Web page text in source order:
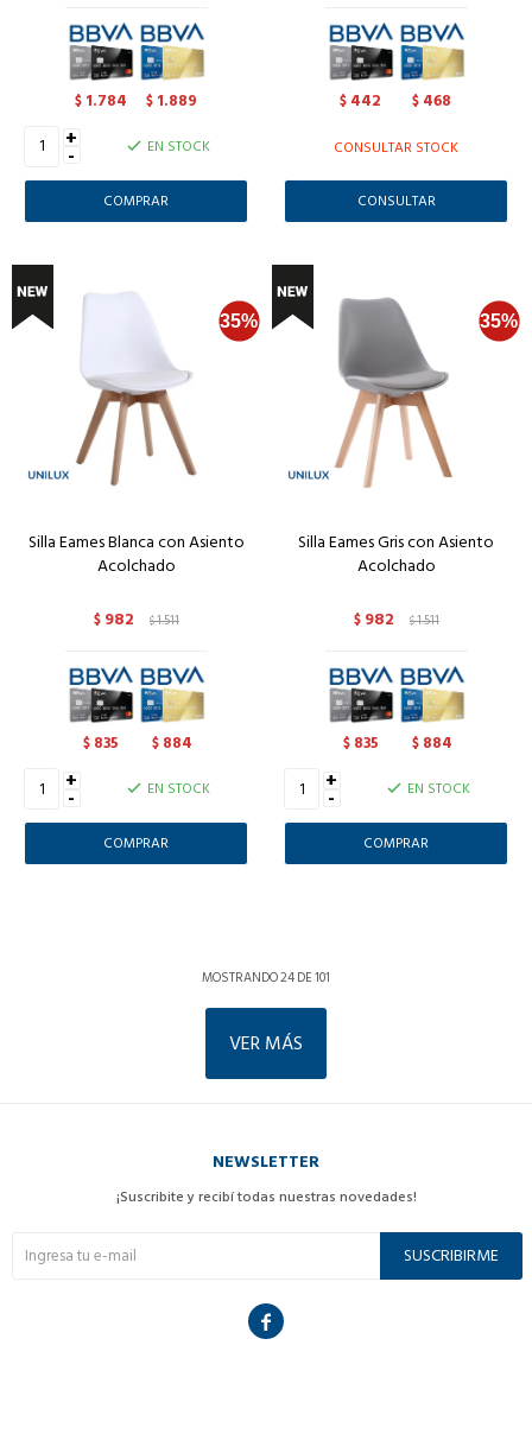
$ 1.784 $ 1.889
+
- EN STOCK
$ 442 $ 468
CONSULTAR STOCK
CONSULTAR
Silla Eames Blanca con Asiento
Acolchado
$ 982 $1.511
$ 835 $ 884
+
- EN STOCK
Silla Eames Gris con Asiento
Acolchado
$ 982 $1.511
$ 835 $ 884
+
- EN STOCK
MOSTRANDO24DE101
VER MÁS
NEWSLETTER
¡Suscribite y recibí todas nuestras novedades!
SUSCRIBIRME
